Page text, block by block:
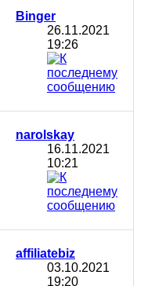
Binger
26.11.2021
19:26
narolskay
16.11.2021
10:21
affiliatebiz
03.10.2021
19:20